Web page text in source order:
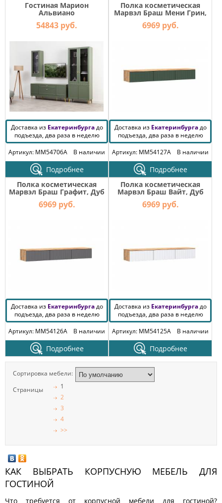
Гостиная Марион
Альвиано
54843 руб.
Доставка из Екатеринбургадо
подъезда, два раза в неделю
Артикул: MM54706A
В наличии
Подробнее
Полка косметическая
Марвэл Браш Мени Грин,
Дуб Крафт
6969 руб.
Доставка из Екатеринбургадо
подъезда, два раза в неделю
Артикул: MM54127A
В наличии
Подробнее
Полка косметическая
Марвэл Браш Графит, Дуб
Крафт
6969 руб.
Доставка из Екатеринбургадо
подъезда, два раза в неделю
Артикул: MM54126A
В наличии
Подробнее
Полка косметическая
Марвэл Браш Вайт, Дуб
Крафт
6969 руб.
Доставка из Екатеринбургадо
подъезда, два раза в неделю
Артикул: MM54125A
В наличии
Подробнее
Сортировка мебели:
Страницы
1
2
3
4
>>
КАК ВЫБРАТЬ КОРПУСНУЮ МЕБЕЛЬ ДЛЯ
ГОСТИНОЙ
Что требуется от корпусной мебели для гостиной?